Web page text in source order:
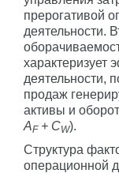
прерогативой
деятельности.
характеризует
деятельности,
продаж
активы и
AF+ CW).
Структура
операционной